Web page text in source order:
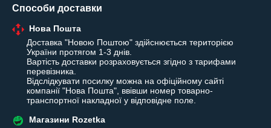
Способи доставки
Нова Пошта
Доставка "Новою Поштою" здійснюється територією
України протягом 1-3 днів.
Вартість доставки розраховується згідно з тарифами
перевізника.
Відслідкувати посилку можна на офіційному сайті
компанії "Нова Пошта", ввівши номер товарно-
транспортної накладної у відповідне поле.
Магазини Rozetka